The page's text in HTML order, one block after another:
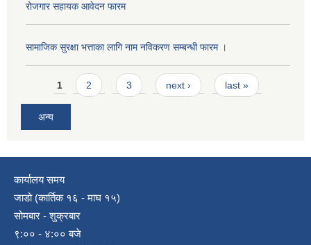
रोजगार सहायक आवेदन फारम
सामाजिक सुरक्षा भत्ताका लागि नाम नविकरण सम्बन्धी फारम ।
Pages
1 2 3 next › last »
अन्य
कार्यालय समय
जाडो (कार्तिक १६ - माघ १५)
सोमबार - शुक्रबार
९:०० - ४:०० बजे